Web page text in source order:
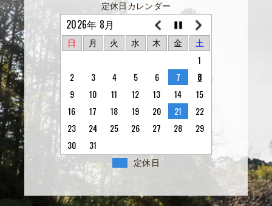
定休日カレンダー
2026年 8月
日 月 火 水 木 金 土
1
2
3 4 5 6 7
8
9
10 11 12 13 14
15
16
17 18 19 20 21
22
23
24 25 26 27 28
29
30
31
定休日